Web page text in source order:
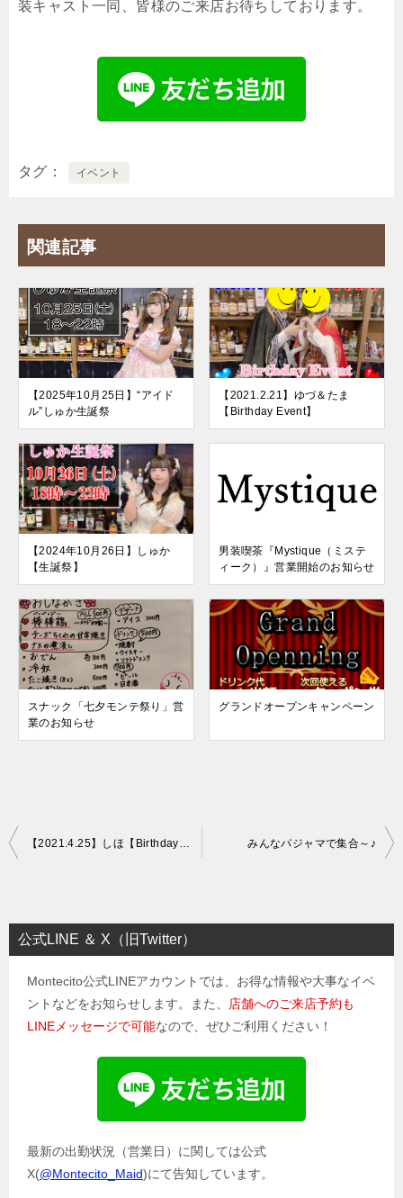
装キャスト一同、皆様のご来店お待ちしております。
タグ イベント
関連記事
【2025年10月25日】“アイド
ル”しゅか生誕祭
【2021.2.21】ゆづ＆たま
【Birthday Event】
【2024年10月26日】しゅか
【生誕祭】
男装喫茶『Mystique（ミステ
ィーク）』営業開始のお知らせ
スナック「七夕モンテ祭り」営
業のお知らせ
グランドオープンキャンペーン
投
ビ
ゲ
【2021.4.25】しほ【Birthday Event】 みんなパジャマで集合～♪
公式LINE ＆ X（旧Twitter）
Montecito公式LINEアカウントでは、お得な情報や大事なイベ
ントなどをお知らせします。また、 店舗へのご来店予約も
LINEメッセージで可能なので、ぜひご利用ください！
最新の出勤状況（営業日）に関しては公式
X(@Montecito_Maid)にて告知しています。